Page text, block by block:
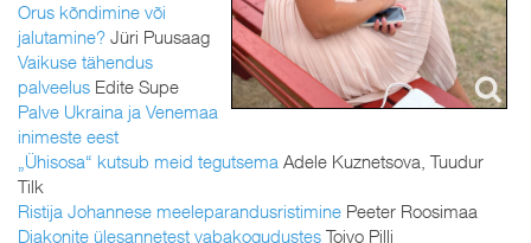
Orus kõndimine või
jalutamine? Jüri Puusaag
Vaikuse tähendus
palveelus Edite Supe
Palve Ukraina ja Venemaa
inimeste eest
„Ühisosa“ kutsub meid tegutsema Adele Kuznetsova, Tuudur
Tilk
Ristija Johannese meeleparandusristimine Peeter Roosimaa
Diakonite ülesannetest vabakogudustes Toivo Pilli